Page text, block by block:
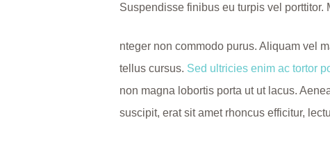
Suspendisse finibus eu turpis vel
nteger non commodo purus. Aliquam vel
tellus cursus. Sed ultricies enim ac tortor
non magna lobortis porta ut ut lacus.
suscipit, erat sit amet rhoncus efficitur,